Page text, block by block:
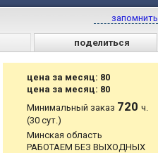
запомнить
поделиться
цена за месяц: 80
цена за месяц: 80
Минимальный заказ 720ч.
(30 сут.)
Минская область
РАБОТАЕМ БЕЗ ВЫХОДНЫХ